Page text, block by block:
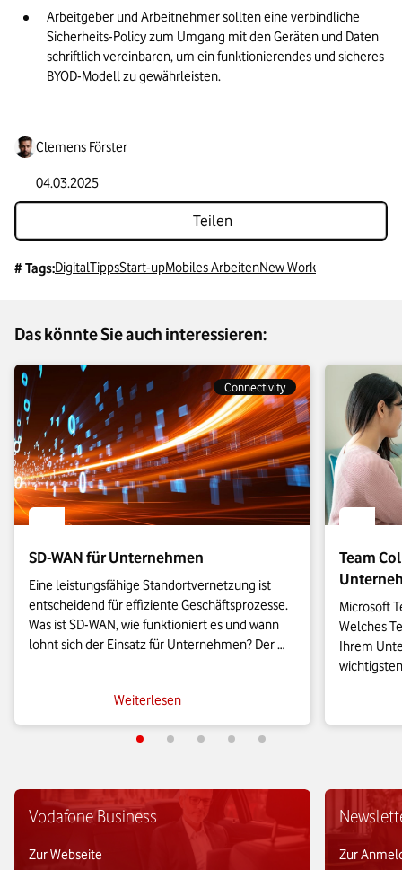
Arbeitgeber und Arbeitnehmer sollten eine verbindliche
Sicherheits-Policy zum Umgang mit den Geräten und Daten
schriftlich vereinbaren, um ein funktionierendes und sicheres
BYOD-Modell zu gewährleisten.
Clemens Förster
04.03.2025
Teilen
# Tags:DigitalTippsStart-upMobiles ArbeitenNew Work
Das könnte Sie auch interessieren:
Connectivity
SD-WAN für Unternehmen
Eine leistungsfähige Standortvernetzung ist
entscheidend für effiziente Geschäftsprozesse.
Was ist SD-WAN, wie funktioniert es und wann
lohnt sich der Einsatz für Unternehmen? Der
Weiterlesen
Team
Microsoft
Welches
Ihrem
achten
Vodafone Business
Zur Webseite Zur